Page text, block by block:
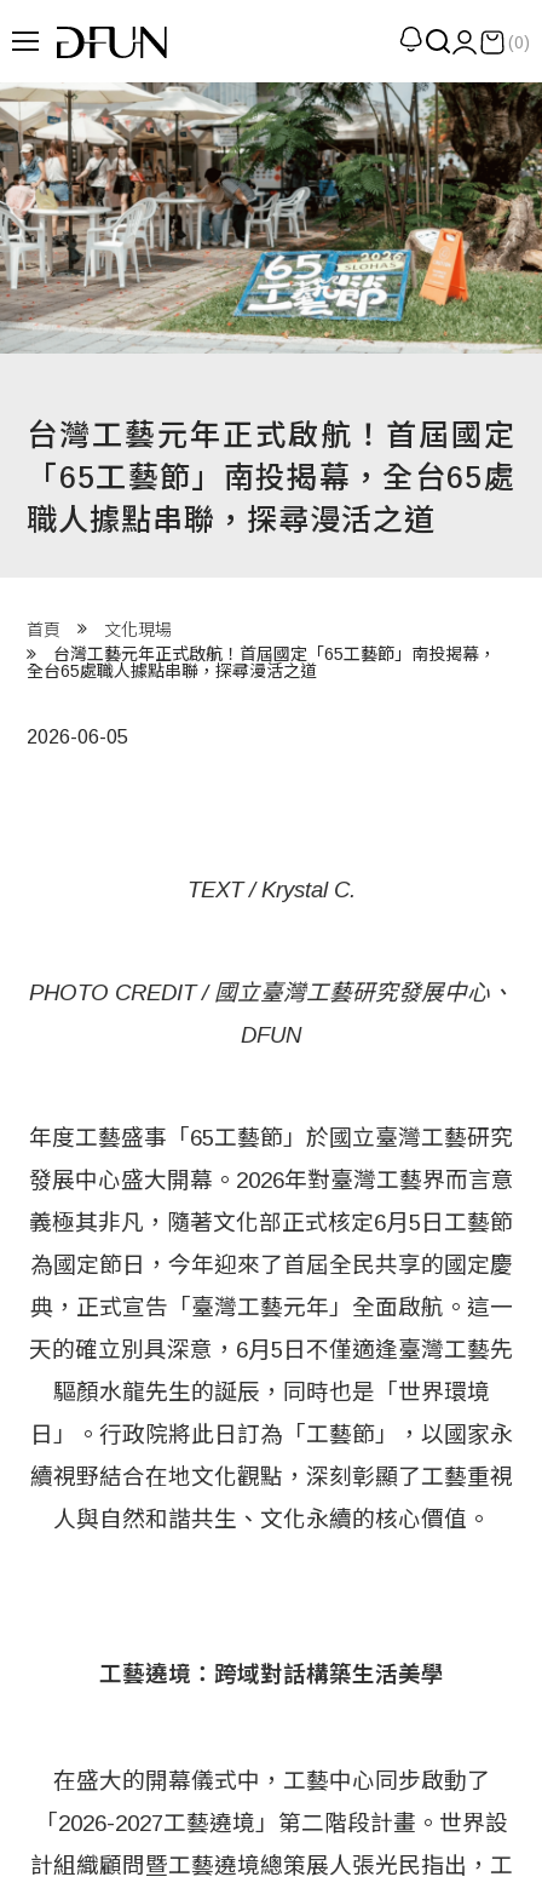
劃
點
察
案
場
訪
選品
目 Services
藏 Cover Archives
(0)
台灣工藝元年正式啟航！首屆國定
「65工藝節」南投揭幕，全台65處
職人據點串聯，探尋漫活之道
首頁
文化現場
台灣工藝元年正式啟航！首屆國定「65工藝節」南投揭幕，
全台65處職人據點串聯，探尋漫活之道
2026-06-05
TEXT / Krystal C.
PHOTO CREDIT / 國立臺灣工藝研究發展中心、
DFUN
年度工藝盛事「65工藝節」於國立臺灣工藝研究
發展中心盛大開幕。2026年對臺灣工藝界而言意
義極其非凡，隨著文化部正式核定6月5日工藝節
為國定節日，今年迎來了首屆全民共享的國定慶
典，正式宣告「臺灣工藝元年」全面啟航。 這一
天的確立別具深意，6月5日不僅適逢臺灣工藝先
驅顏水龍先生的誕辰，同時也是「世界環境
日」。行政院將此日訂為「工藝節」，以國家永
續視野結合在地文化觀點，深刻彰顯了工藝重視
人與自然和諧共生、文化永續的核心價值。
工藝遶境：跨域對話構築生活美學
在盛大的開幕儀式中，工藝中心同步啟動了
「2026-2027工藝遶境」第二階段計畫。世界設
計組織顧問暨工藝遶境總策展人張光民指出，工